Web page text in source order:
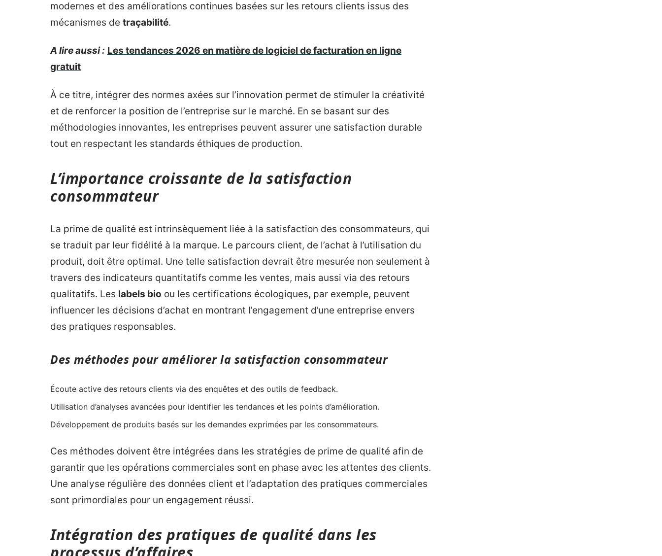
modernes et des améliorations continues basées sur les retours clients issus des
mécanismes de traçabilité.
A lire aussi : Les tendances 2026 en matière de logiciel de facturation en ligne
gratuit
À ce titre, intégrer des normes axées sur l’innovation permet de stimuler la créativité
et de renforcer la position de l’entreprise sur le marché. En se basant sur des
méthodologies innovantes, les entreprises peuvent assurer une satisfaction durable
tout en respectant les standards éthiques de production.
L’importance croissante de la satisfaction
consommateur
La prime de qualité est intrinsèquement liée à la satisfaction des consommateurs, qui
se traduit par leur fidélité à la marque. Le parcours client, de l’achat à l’utilisation du
produit, doit être optimal. Une telle satisfaction devrait être mesurée non seulement à
travers des indicateurs quantitatifs comme les ventes, mais aussi via des retours
qualitatifs. Les labels bio ou les certifications écologiques, par exemple, peuvent
influencer les décisions d’achat en montrant l’engagement d’une entreprise envers
des pratiques responsables.
Des méthodes pour améliorer la satisfaction consommateur
Écoute active des retours clients via des enquêtes et des outils de feedback.
Utilisation d’analyses avancées pour identifier les tendances et les points d’amélioration.
Développement de produits basés sur les demandes exprimées par les consommateurs.
Ces méthodes doivent être intégrées dans les stratégies de prime de qualité afin de
garantir que les opérations commerciales sont en phase avec les attentes des clients.
Une analyse régulière des données client et l’adaptation des pratiques commerciales
sont primordiales pour un engagement réussi.
Intégration des pratiques de qualité dans les